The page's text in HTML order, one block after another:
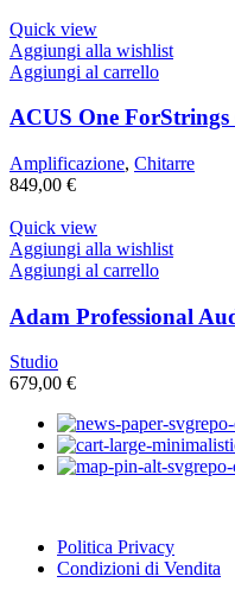
Quick view
Aggiungi alla wishlist
Aggiungi al carrello
ACUS One
Amplificazione, Chitarre
849,00 €
Quick view
Aggiungi alla wishlist
Aggiungi al carrello
Adam Professional
Studio
679,00 €
Politica Privacy
Condizioni di Vendita